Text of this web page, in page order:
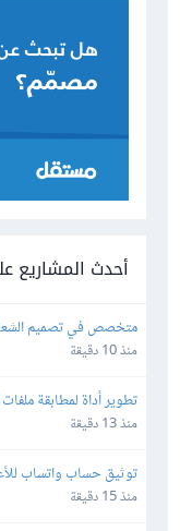
أحدث المشاريع
متخصص في تصميم
منذ 10 دقيقة
ملفات تقفيلات شركة شحن
منذ 13 دقيقة
التواصل الاجتماعي
منذ 15 دقيقة